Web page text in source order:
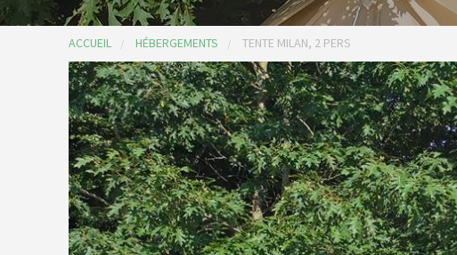
ACCUEIL HÉBERGEMENTS TENTE MILAN, 2 PERS